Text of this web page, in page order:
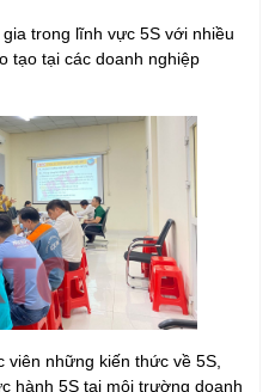
viên những kiến thức về 5S,
hành 5S tại môi trường doanh
quyết những vấn đề gặp phải